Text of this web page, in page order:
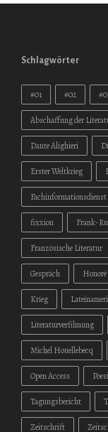
Schlagwörter
#01 #02
Abschaffung der
Dante Alighieri
Erster Weltkrieg
fixxion Frank-
Französische Literatur
Gespräch
Krieg
Literaturverfilmung
Michel Houellebecq
Open Access
Tagungsbericht
Zeitschrift